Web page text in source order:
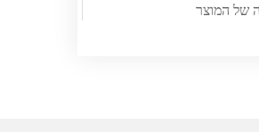
של המוצר